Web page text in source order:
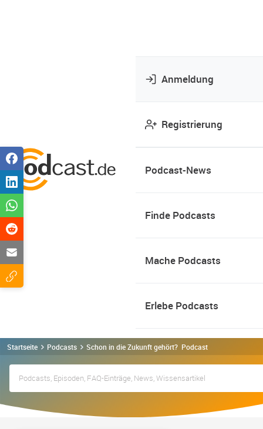
Anmeldung
Registrierung
Podcast-News
Finde Podcasts
Mache Podcasts
Erlebe Podcasts
Startseite Podcasts Schon in die Zukunft gehört? Podcast